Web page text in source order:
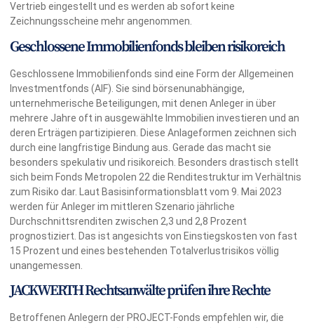
Vertrieb eingestellt und es werden ab sofort keine
Zeichnungsscheine mehr angenommen.
Geschlossene Immobilienfonds bleiben risikoreich
Geschlossene Immobilienfonds sind eine Form der Allgemeinen
Investmentfonds (AIF). Sie sind börsenunabhängige,
unternehmerische Beteiligungen, mit denen Anleger in über
mehrere Jahre oft in ausgewählte Immobilien investieren und an
deren Erträgen partizipieren. Diese Anlageformen zeichnen sich
durch eine langfristige Bindung aus. Gerade das macht sie
besonders spekulativ und risikoreich. Besonders drastisch stellt
sich beim Fonds Metropolen 22 die Renditestruktur im Verhältnis
zum Risiko dar. Laut Basisinformationsblatt vom 9. Mai 2023
werden für Anleger im mittleren Szenario jährliche
Durchschnittsrenditen zwischen 2,3 und 2,8 Prozent
prognostiziert. Das ist angesichts von Einstiegskosten von fast
15 Prozent und eines bestehenden Totalverlustrisikos völlig
unangemessen.
JACKWERTH Rechtsanwälte prüfen ihre Rechte
Betroffenen Anlegern der PROJECT-Fonds empfehlen wir, die